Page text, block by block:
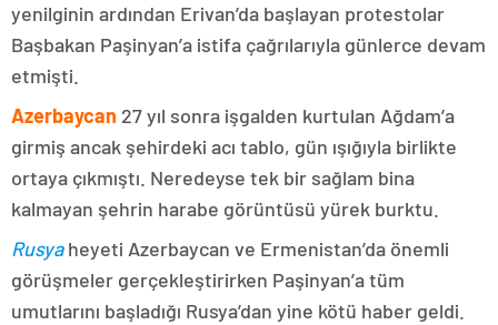
yenilginin ardından Erivan’da başlayan protestolar
Başbakan Paşinyan’a istifa çağrılarıyla günlerce devam
etmişti.
Azerbaycan 27 yıl sonra işgalden kurtulan Ağdam’a
girmiş ancak şehirdeki acı tablo, gün ışığıyla birlikte
ortaya çıkmıştı. Neredeyse tek bir sağlam bina
kalmayan şehrin harabe görüntüsü yürek burktu.
Rusyaheyeti Azerbaycan ve Ermenistan’da önemli
görüşmeler gerçekleştirirken Paşinyan’a tüm
umutlarını başladığı Rusya’dan yine kötü haber geldi.